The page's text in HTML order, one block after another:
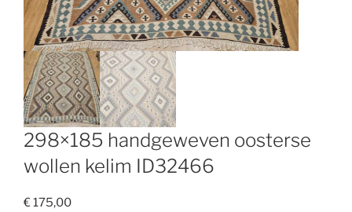
298×185 handgeweven oosterse
wollen kelim ID32466
€175,00